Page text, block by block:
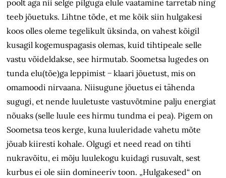
poolt aga nii selge pilguga elule vaatamine tarretab ning
teeb jõuetuks. Lihtne tõde, et me kõik siin hulgakesi
koos olles oleme tegelikult üksinda, on vahest kõigil
kusagil kogemuspagasis olemas, kuid tihtipeale selle
vastu võideldakse, see hirmutab. Soometsa lugedes on
tunda elu(tõe)ga leppimist − klaari jõuetust, mis on
omamoodi nirvaana. Niisugune jõuetus ei tähenda
sugugi, et nende luuletuste vastuvõtmine palju energiat
nõuaks (selle luule ees hirmu tundma ei pea). Pigem on
Soometsa teos kerge, kuna luuleridade vahetu mõte
jõuab kiiresti kohale. Olgugi et need read on tihti
nukravõitu, ei mõju luulekogu kuidagi rusuvalt, sest
kurbus ei ole siin domineeriv toon. „Hulgakesed“ on